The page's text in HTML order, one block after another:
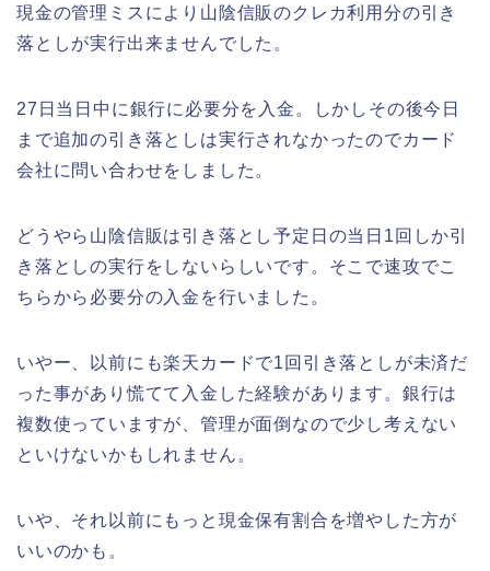
現金の管理ミスにより山陰信販のクレカ利用分の引き
落としが実行出来ませんでした。
27日当日中に銀行に必要分を入金。しかしその後今日
まで追加の引き落としは実行されなかったのでカード
会社に問い合わせをしました。
どうやら山陰信販は引き落とし予定日の当日1回しか引
き落としの実行をしないらしいです。そこで速攻でこ
ちらから必要分の入金を行いました。
いやー、以前にも楽天カードで1回引き落としが未済だ
った事があり慌てて入金した経験があります。銀行は
複数使っていますが、管理が面倒なので少し考えない
といけないかもしれません。
いや、それ以前にもっと現金保有割合を増やした方が
いいのかも。